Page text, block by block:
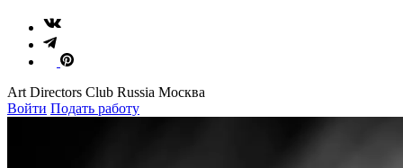
Art Directors Club Russia Москва
Войти Подать работу